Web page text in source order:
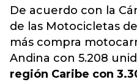
De acuerdo con la
de las Motocicletas
más compra
Andina con 5.208
región Caribe con